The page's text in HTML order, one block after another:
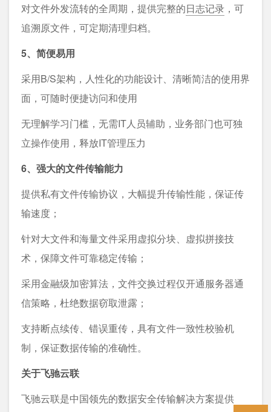
对文件外发流转的全周期，提供完整的⽇志记录 ，可
追溯原⽂件，可定期清理归档。
5、简便易用
采⽤B/S架构，⼈性化的功能设计、清晰简洁的使⽤界
⾯，可随时便捷访问和使⽤
⽆理解学习⻔槛，⽆需IT⼈员辅助，业务部⻔也可独
⽴操作使⽤，释放IT管理压⼒
6、强大的文件传输能力
提供私有⽂件传输协议，⼤幅提升传输性能，保证传
输速度；
针对⼤⽂件和海量⽂件采⽤虚拟分块、虚拟拼接技
术，保障文件可靠稳定传输；
采⽤⾦融级加密算法，⽂件交换过程仅开通服务器通
信策略，杜绝数据窃取泄露；
⽀持断点续传、错误重传，具有⽂件⼀致性校验机
制，保证数据传输的准确性。
关于飞驰云联
飞驰云联是中国领先的数据安全传输解决方案提供